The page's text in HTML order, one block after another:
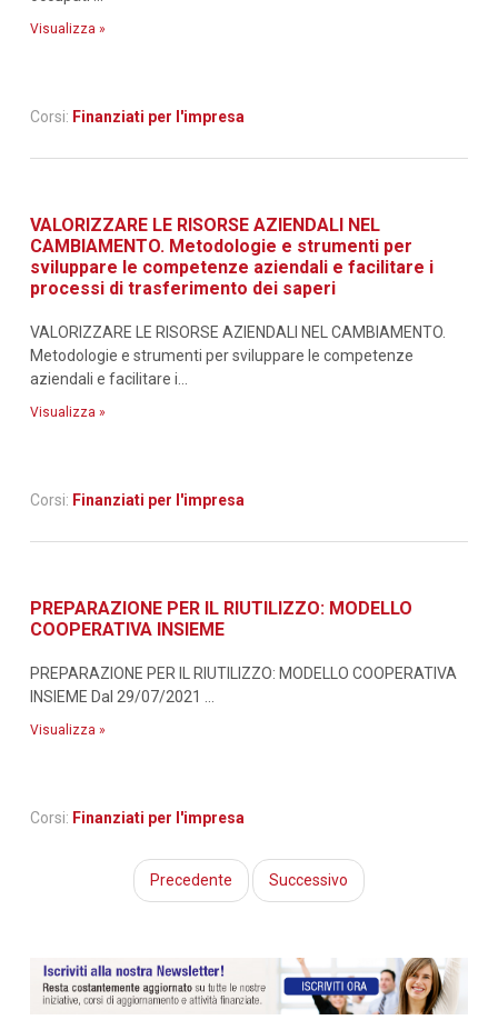
Visualizza »
Corsi: Finanziati per l'impresa
VALORIZZARE LE RISORSE AZIENDALI NEL
CAMBIAMENTO. Metodologie e strumenti per
sviluppare le competenze aziendali e facilitare i
processi di trasferimento dei saperi
VALORIZZARE LE RISORSE AZIENDALI NEL CAMBIAMENTO.
Metodologie e strumenti per sviluppare le competenze
aziendali e facilitare i...
Visualizza »
Corsi: Finanziati per l'impresa
PREPARAZIONE PER IL RIUTILIZZO: MODELLO
COOPERATIVA INSIEME
PREPARAZIONE PER IL RIUTILIZZO: MODELLO COOPERATIVA
INSIEME Dal 29/07/2021 ...
Visualizza »
Corsi: Finanziati per l'impresa
Precedente Successivo